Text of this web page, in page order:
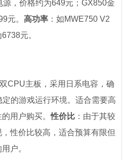
源，价格约为649元；GX850金
元。高功率 ：如MWE750 V2
元。
双CPU主板，采用日系电容，确
的游戏运行环境。适合需要高
用户购买。性价比 ：由于其较
性价比较高，适合预算有限但
户。